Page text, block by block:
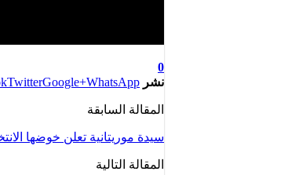
0
نشر
TwitterGoogle+WhatsApp
المقالة السابقة
سيدة موريتانية تعلن خوضها
المقالة التالية